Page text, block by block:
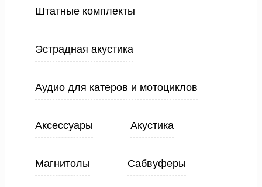
Штатные комплекты
Эстрадная акустика
Аудио для катеров и мотоциклов
Аксессуары Акустика
Магнитолы Сабвуферы